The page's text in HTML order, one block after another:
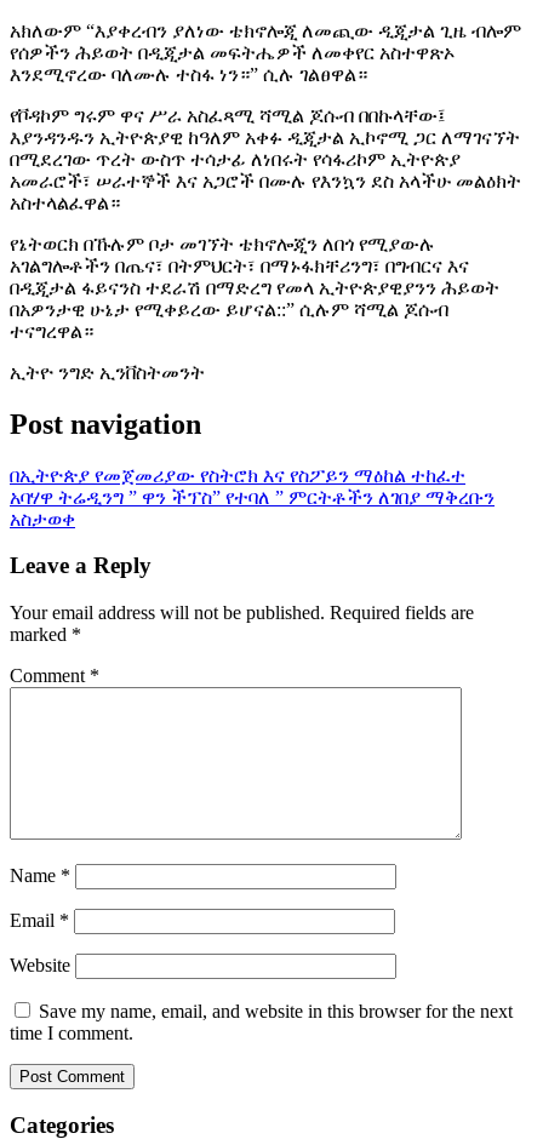
አክለውም “እያቀረብን ያለነው ቴክኖሎጂ ለመጪው ዲጂታል ጊዜ ብሎም
የሰዎችን ሕይወት በዲጂታል መፍትሔዎች ለመቀየር አስተዋጽኦ
እንደሚኖረው ባለሙሉ ተስፋ ነን።” ሲሉ ገልፀዋል።
የቮዳኮም ግሩም ዋና ሥራ አስፈጻሚ ሻሚል ጆሱብ በበኩላቸው፤
እያንዳንዱን ኢትዮጵያዊ ከዓለም አቀፉ ዲጂታል ኢኮኖሚ ጋር ለማገናኘት
በሚደረገው ጥረት ውስጥ ተሳታፊ ለነበሩት የሳፋሪኮም ኢትዮጵያ
አመራሮች፣ ሠራተኞች እና አጋሮች በሙሉ የእንኳን ደስ አላችሁ መልዕክት
አስተላልፈዋል።
የኔትወርክ በኹሉም ቦታ መገኘት ቴክኖሎጂን ለበጎ የሚያውሉ
አገልግሎቶችን በጤና፣ በትምህርት፣ በማኑፋክቸሪንግ፣ በግብርና እና
በዲጂታል ፋይናንስ ተደራሽ በማድረግ የመላ ኢትዮጵያዊያንን ሕይወት
በአዎንታዊ ሁኔታ የሚቀይረው ይሆናል::” ሲሉም ሻሚል ጆሱብ
ተናግረዋል።
ኢትዮ ንግድ ኢንቨስትመንት
Post navigation
በኢትዮጵያ የመጀመሪያው የስትሮክ እና የስፖይን ማዕከል ተከፈተ
አባሃዋ ትሬዲንግ ” ዋን ችፕስ” የተባለ ” ምርትቶችን ለገበያ ማቅረቡን
አስታወቀ
Leave a Reply
Your email address will not be published. Required fields are
marked *
Comment *
Name *
Email *
Website
Save my name, email, and website in this browser for the next
time I comment.
Categories